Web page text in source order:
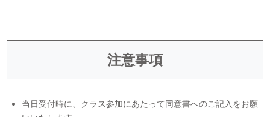
注意事項
当日受付時に、クラス参加にあたって同意書へのご記入をお願